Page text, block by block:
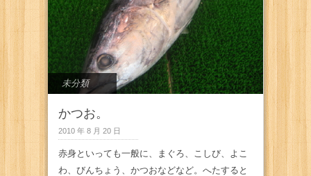
未分類
かつお。
2010 年 8 月 20 日
赤身といっても一般に、まぐろ、こしび、よこ
わ、びんちょう、かつおなどなど。へたすると